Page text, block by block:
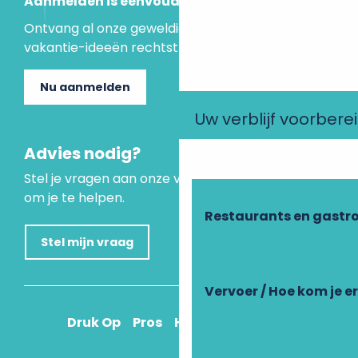
Uw verblijf
Restaurants en
Vervoer / Hoe kom je
Ontvang al onze geweldige aanbiedingen en
vakantie-ideeën rechtstreeks in je inbox.
Nu aanmelden
Advies nodig?
Stel je vragen aan onze virtuele assistent, die er is
om je te helpen.
Stel mijn vraag
Druk Op Pros Hoe kom ik daar?